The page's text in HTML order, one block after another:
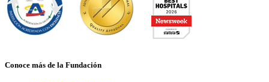
Conoce más de la Fundación